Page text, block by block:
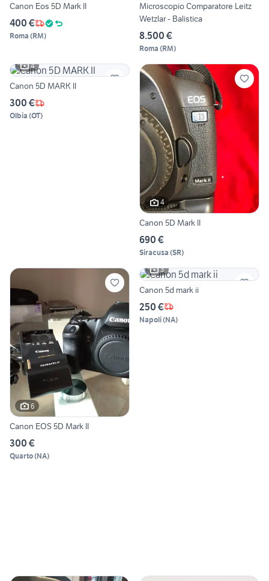
Canon Eos 5D Mark II
400 €
Roma (RM)
Microscopio Comparatore Leitz
Wetzlar - Balistica
8.500 €
Roma (RM)
4
Canon 5D MARK II
300 €
Olbia (OT)
4
Canon 5D Mark II
690 €
Siracusa (SR)
6
Canon EOS 5D Mark II
300 €
Quarto(NA)
3
Canon 5d mark ii
250 €
Napoli(NA)